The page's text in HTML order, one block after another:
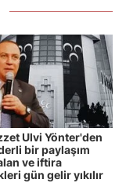
Ulvi Yönter'den
bir paylaşım
ve iftira
gün gelir yıkılır